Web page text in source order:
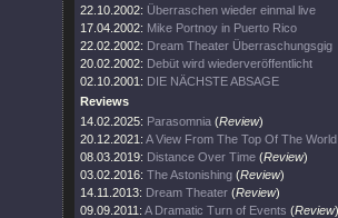
22.10.2002: Überraschen wieder einmal live
17.04.2002: Mike Portnoy in Puerto Rico
22.02.2002: Dream Theater Überraschungsgig
20.02.2002: Debüt wird wiederveröffentlicht
02.10.2001: DIE NÄCHSTE ABSAGE
Reviews
14.02.2025: Parasomnia (Review)
20.12.2021: A View From The Top Of The World
08.03.2019: Distance Over Time (Review)
03.02.2016: The Astonishing (Review)
14.11.2013: Dream Theater (Review)
09.09.2011: A Dramatic Turn of Events (Review)